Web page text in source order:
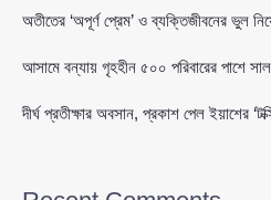
অতীতের ‘অপূর্ণ প্রেম’ ও ব্যক্তিজীবনের ভুল
আসামে বন্যায় গৃহহীন ৫০০ পরিবারের পাশে
দীর্ঘ প্রতীক্ষার অবসান, প্রকাশ পেল ইয়াশের